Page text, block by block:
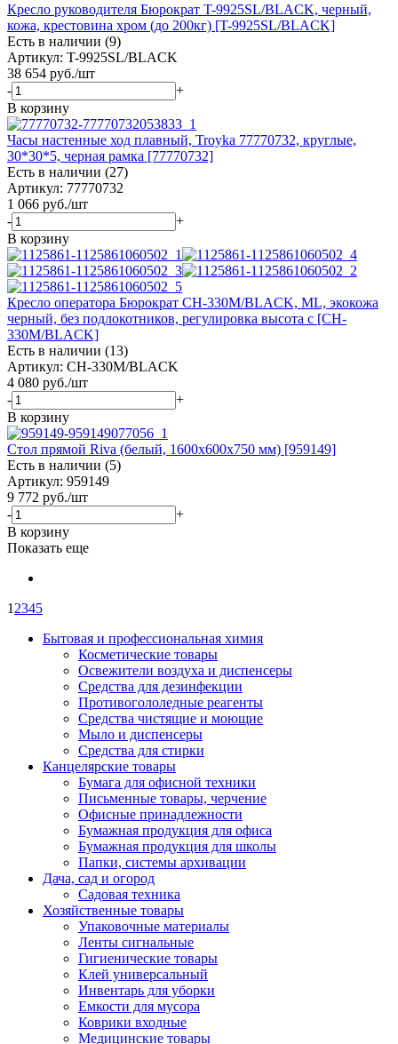
Кресло руководителя Бюрократ T-9925SL/BLACK, черный,
кожа, крестовина хром (до 200кг) [T-9925SL/BLACK]
Есть в наличии (9)
Артикул: T-9925SL/BLACK
38 654 руб./шт
-
+
В корзину
Часы настенные ход плавный, Troyka 77770732, круглые,
30*30*5, черная рамка [77770732]
Есть в наличии (27)
Артикул: 77770732
1 066 руб./шт
-
+
В корзину
Кресло оператора Бюрократ CH-330M/BLACK, ML, экокожа
черный, без подлокотников, регулировка высота с [CH-
330M/BLACK]
Есть в наличии (13)
Артикул: CH-330M/BLACK
4 080 руб./шт
-
+
В корзину
Стол прямой Riva (белый, 1600х600х750 мм) [959149]
Есть в наличии (5)
Артикул: 959149
9 772 руб./шт
-
+
В корзину
Показать еще
1 2345
Бытовая и профессиональная химия
Косметические товары
Освежители воздуха и диспенсеры
Средства для дезинфекции
Противогололедные реагенты
Средства чистящие и моющие
Мыло и диспенсеры
Средства для стирки
Канцелярские товары
Бумага для офисной техники
Письменные товары, черчение
Офисные принадлежности
Бумажная продукция для офиса
Бумажная продукция для школы
Папки, системы архивации
Дача, сад и огород
Садовая техника
Хозяйственные товары
Упаковочные материалы
Ленты сигнальные
Гигиенические товары
Клей универсальный
Инвентарь для уборки
Емкости для мусора
Коврики входные
Медицинские товары